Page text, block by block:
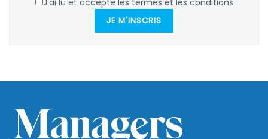
J'ai lu et accepte les termes et les conditions
JE M'INSCRIS